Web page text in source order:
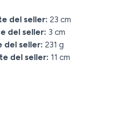
del seller: 23 cm
del seller: 3 cm
del seller: 231 g
del seller: 11 cm